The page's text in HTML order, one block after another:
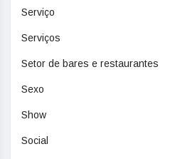
Serviço
Serviços
Setor de bares e restaurantes
Sexo
Show
Social